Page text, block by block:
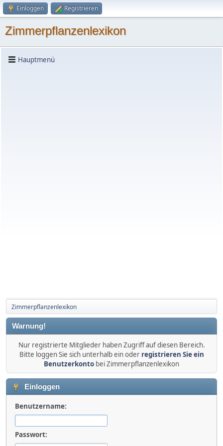
Einloggen Registrieren
Zimmerpflanzenlexikon
Hauptmenü
Zimmerpflanzenlexikon
Warnung!
Nur registrierte Mitglieder haben Zugriff auf diesen Bereich.
Bitte loggen Sie sich unterhalb ein oder registrieren Sie ein
Benutzerkonto bei Zimmerpflanzenlexikon
Einloggen
Benutzername:
Passwort: